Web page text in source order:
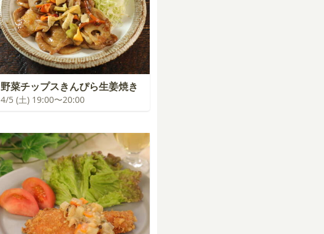
野菜チップスきんぴら生姜焼き
4/5 (土) 19:00〜20:00